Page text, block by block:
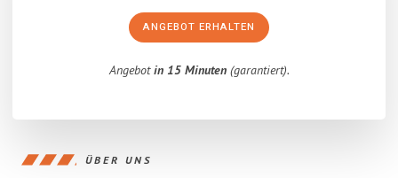
ANGEBOT ERHALTEN
Angebotin 15 Minuten(garantiert).
ÜBER UNS